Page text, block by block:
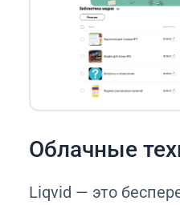
Облачные
Liqvid — это